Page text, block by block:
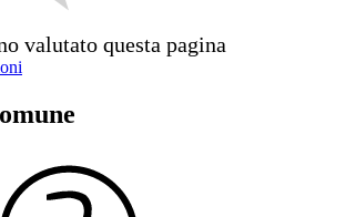
valutato questa pagina